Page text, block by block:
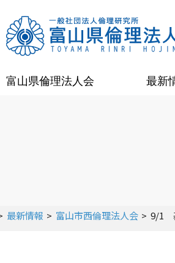
富山県倫理法人会 最新
最新情報 富山市西倫理法人会 9/1